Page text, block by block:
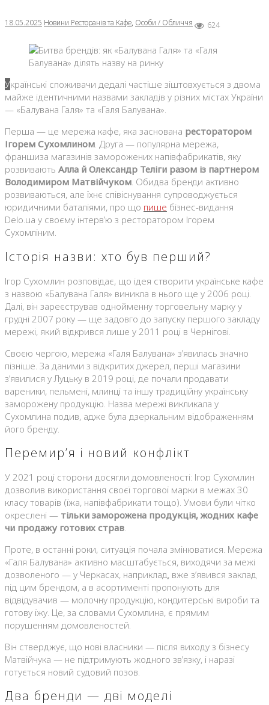
18.05.2025 Новини Ресторанів та Кафе, Особи / Обличчя 624
Українські споживачи дедалі частіше зіштовхується з двома
майже ідентичними назвами закладів у різних містах України
— «Балувана Галя» та «Галя Балувана».
Перша — це мережа кафе, яка заснована ресторатором
Ігорем Сухомлином. Друга — популярна мережа,
франшиза магазинів заморожених напівфабрикатів, яку
розвивають Алла й Олександр Теліги разом із партнером
Володимиром Матвійчуком. Обидва бренди активно
розвиваються, але їхнє співіснування супроводжується
юридичними баталіями, про що пише бізнес-видання
Delo.ua у своєму інтерв’ю з ресторатором Ігорем
Сухомліним.
Історія назви: хто був перший?
Ігор Сухомлин розповідає, що ідея створити українське кафе
з назвою «Балувана Галя» виникла в нього ще у 2006 році.
Далі, він зареєстрував однойменну торговельну марку у
грудні 2007 року — ще задовго до запуску першого закладу
мережі, який відкрився лише у 2011 році в Чернігові.
Своєю чергою, мережа «Галя Балувана» з’явилась значно
пізніше. За даними з відкритих джерел, перші магазини
з’явилися у Луцьку в 2019 році, де почали продавати
вареники, пельмені, млинці та іншу традиційну українську
заморожену продукцію. Назва мережі викликала у
Сухомлина подив, адже була дзеркальним відображенням
його бренду.
Перемир’я і новий конфлікт
У 2021 році сторони досягли домовленості: Ігор Сухомлин
дозволив використання своєї торгової марки в межах 30
класу товарів (їжа, напівфабрикати тощо). Умови були чітко
окреслені — тільки заморожена продукція, жодних кафе
чи продажу готових страв
Проте, в останні роки, ситуація почала змінюватися. Мережа
«Галя Балувана» активно масштабується, виходячи за межі
дозволеного — у Черкасах, наприклад, вже з’явився заклад
під цим брендом, а в асортименті пропонують для
відвідувачив — молочну продукцію, кондитерські вироби та
готову їжу. Це, за словами Сухомлина, є прямим
порушенням домовленостей.
Він стверджує, що нові власники — після виходу з бізнесу
Матвійчука — не підтримують жодного зв’язку, і наразі
готується новий судовий позов.
Два бренди — дві моделі